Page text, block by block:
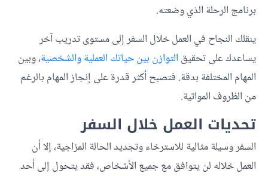
برنامج الرحلة الذي وضعته.
ينقلك النجاح في العمل خلال السفر إلى مستوى تدريب آخر
يساعدك على تحقيق التوازن بين حياتك العملية والشخصية، وبين
المهام المختلفة بدقة. فتصبح أكثر قدرة على إنجاز المهام بالرغم
من الظروف المواتية.
تحديات العمل خلال السفر
السفر وسيلة مثالية للاسترخاء وتجديد الحالة المزاجية، إلا أن
العمل خلاله لن يتوافق مع جميع الأشخاص، فقد يتحول إلى أحد